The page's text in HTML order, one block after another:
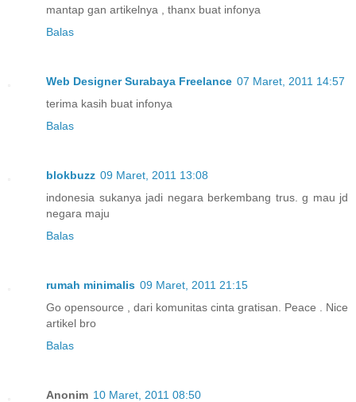
mantap gan artikelnya , thanx buat infonya
Balas
Web Designer Surabaya Freelance 07 Maret, 2011 14:57
terima kasih buat infonya
Balas
blokbuzz 09 Maret, 2011 13:08
indonesia sukanya jadi negara berkembang trus. g mau jd
negara maju
Balas
rumah minimalis 09 Maret, 2011 21:15
Go opensource , dari komunitas cinta gratisan. Peace . Nice
artikel bro
Balas
Anonim 10 Maret, 2011 08:50